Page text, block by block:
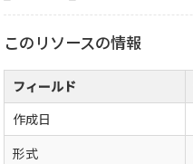
このリソースの情報
フィールド
作成日
形式